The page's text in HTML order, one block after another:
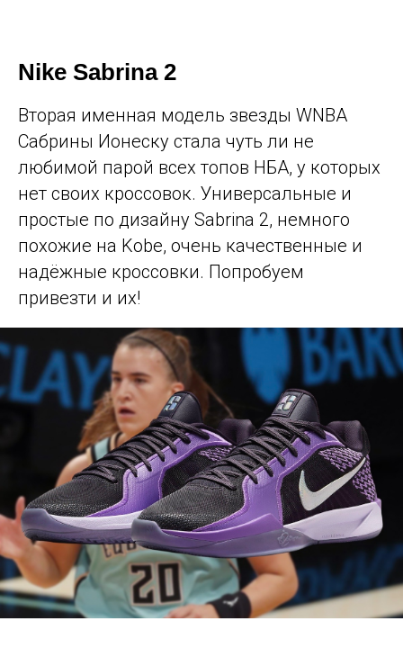
Nike Sabrina 2
Вторая именная модель звезды WNBA
Сабрины Ионеску стала чуть ли не
любимой парой всех топов НБА, у которых
нет своих кроссовок. Универсальные и
простые по дизайну Sabrina 2, немного
похожие на Kobe, очень качественные и
надёжные кроссовки. Попробуем
привезти и их!